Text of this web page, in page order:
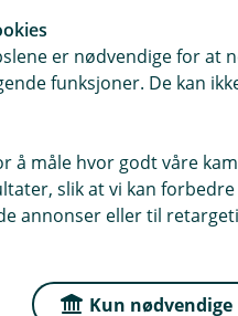
Ørskog
10:00 - 15:00 Lørdag -
er nødvendige for at
funksjoner. De kan
å måle hvor godt våre
slik at vi kan
annonser eller til
Kun nødvendige